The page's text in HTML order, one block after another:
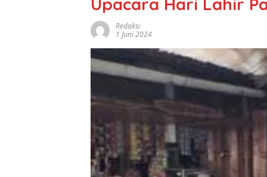
Redaksi
1 Juni 2024